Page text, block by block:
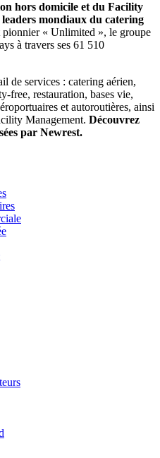
hors domicile et du Facility
mondiaux du catering
pionnier « Unlimited », le groupe
à travers ses 61 510
de services : catering aérien,
free, restauration, bases vie,
et autoroutières, ainsi
Management. Découvrez
par Newrest.